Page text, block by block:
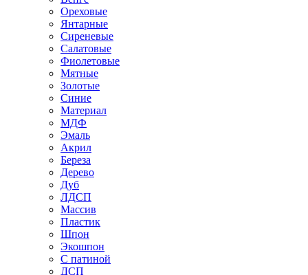
Ореховые
Янтарные
Сиреневые
Салатовые
Фиолетовые
Мятные
Золотые
Синие
Материал
МДФ
Эмаль
Акрил
Береза
Дерево
Дуб
ЛДСП
Массив
Пластик
Шпон
Экошпон
С патиной
ДСП